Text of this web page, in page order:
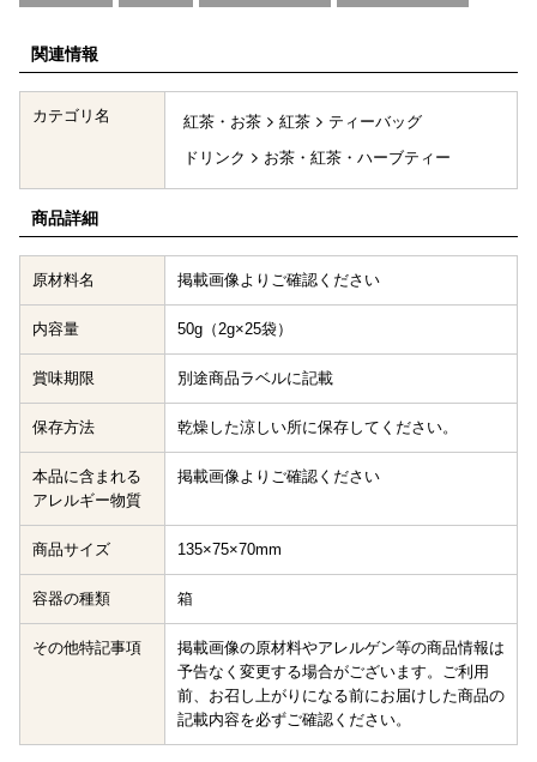
関連情報
カテゴリ名 紅茶・お茶 紅茶
ティーバッグ
ドリンク
お茶・紅茶・ハーブティー
商品詳細
原材料名 掲載画像よりご確認ください
内容量 50g（2g×25袋）
賞味期限 別途商品ラベルに記載
保存方法 乾燥した涼しい所に保存してください。
本品に含まれる
アレルギー物質
掲載画像よりご確認ください
商品サイズ 135×75×70mm
容器の種類 箱
その他特記事項
掲載画像の原材料やアレルゲン等の商品情報は
予告なく変更する場合がございます。ご利用
前、お召し上がりになる前にお届けした商品の
記載内容を必ずご確認ください。